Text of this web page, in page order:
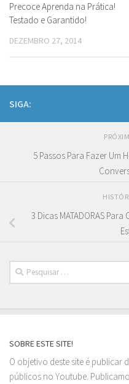
Precoce Aprenda na Prática!
Testado e Garantido!
DEZEMBRO 27, 2014
SIGA:
5 Passos Para Fazer Um
3 Dicas MATADORAS
Pesquisar
por:
SOBRE ESTE SITE!
O objetivo deste site é publicar
públicos no Youtube.